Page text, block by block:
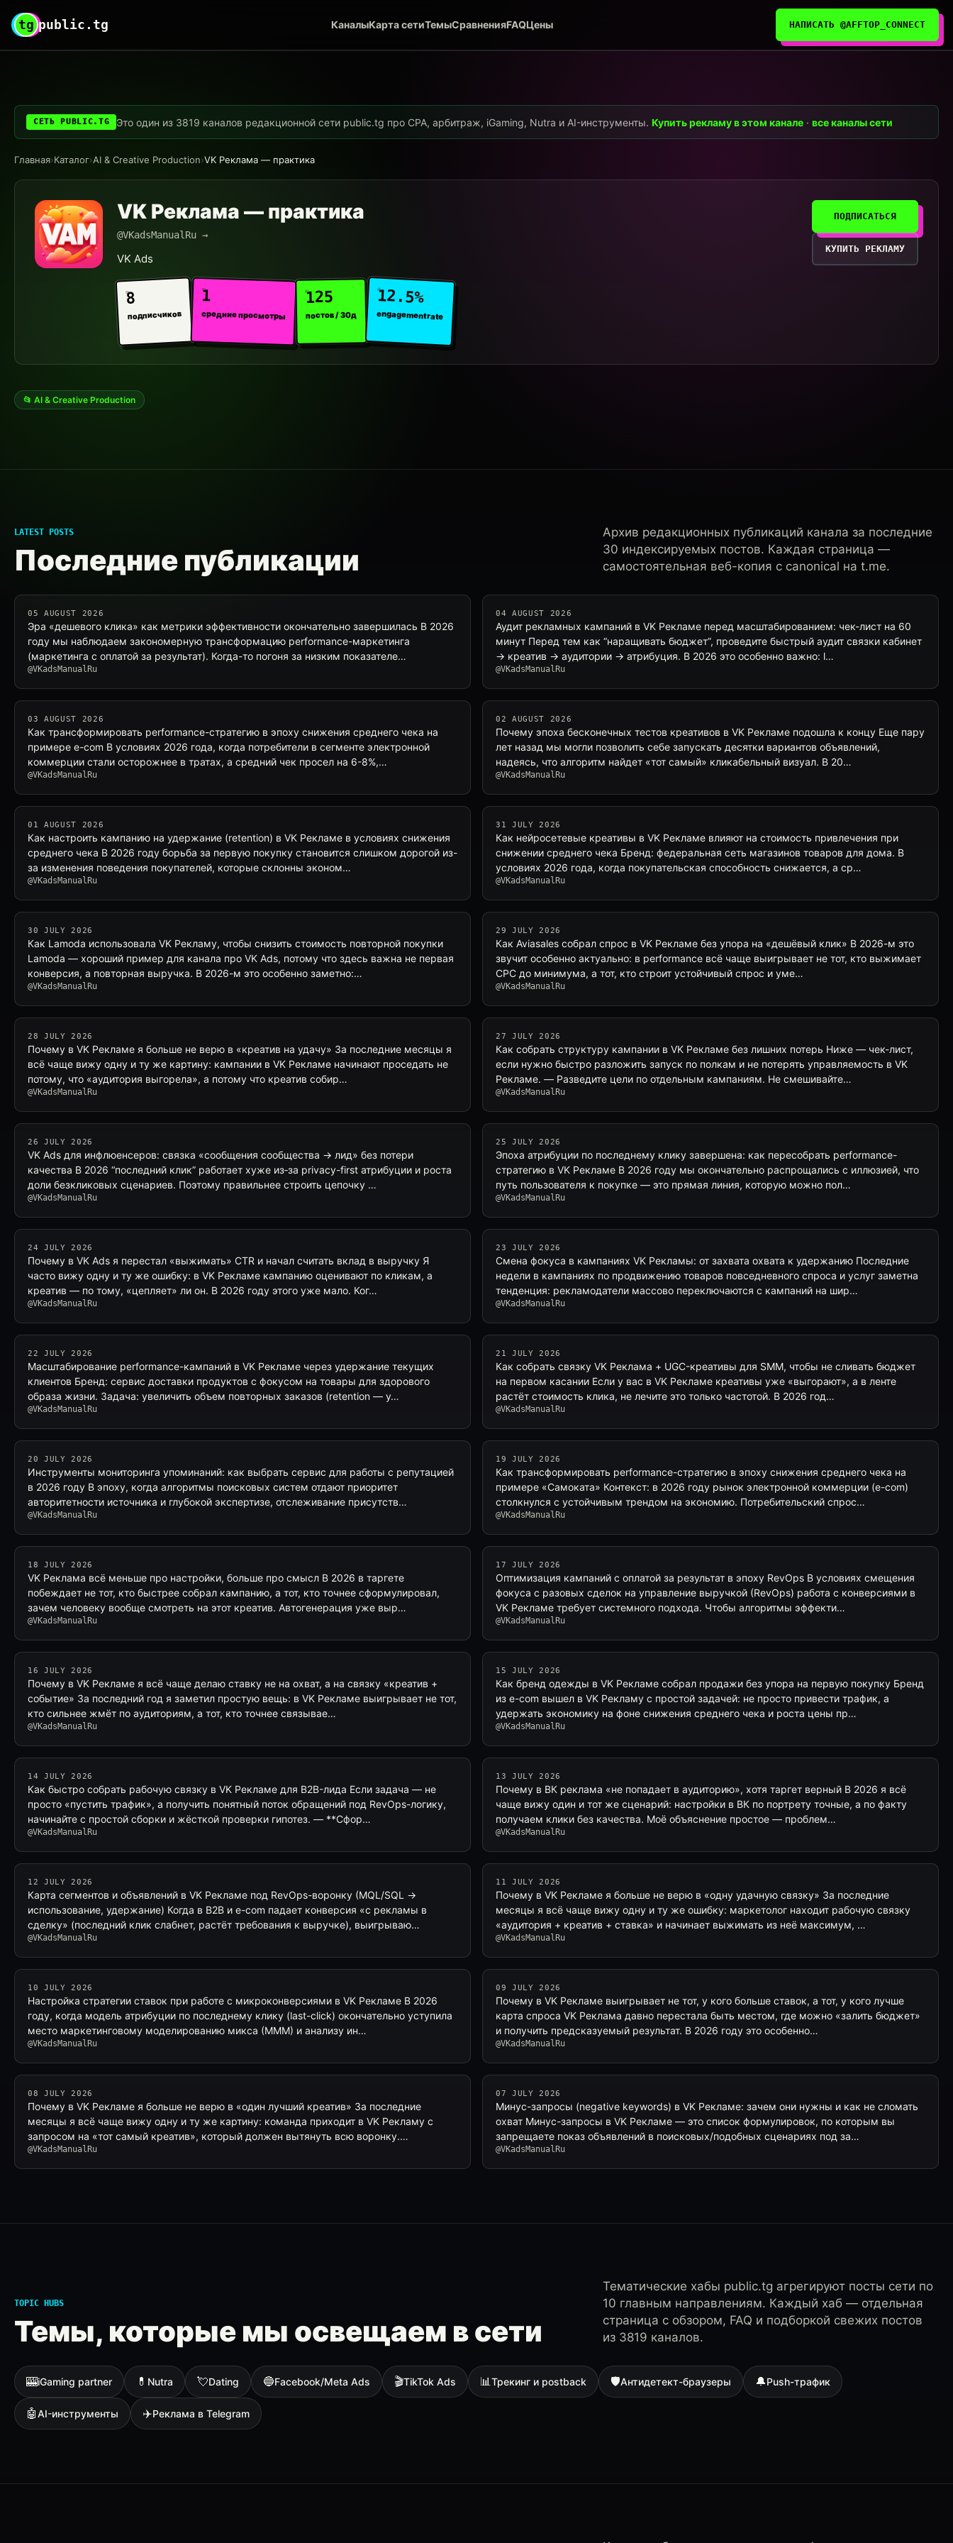
tg public.tg КаналыКарта сетиТемыСравненияFAQЦены НАПИСАТЬ @AFFTOP_CONNECT
СЕТЬ PUBLIC.TG Это один из 3819 каналов редакционной сети public.tg про CPA, арбитраж, iGaming, Nutra и AI-инструменты.Купить рекламу в этом канале ·все каналы сети
Главная›Каталог›AI & Creative Production›VK Реклама — практика
VK Реклама — практика
@VKadsManualRu →
VK Ads
8
подписчиков
1
средние просмотры
125
постов / 30д
12.5%
engagement rate
ПОДПИСАТЬСЯ
КУПИТЬ РЕКЛАМУ
📂 AI & Creative Production
LATEST POSTS
Последние публикации
Архив редакционных публикаций канала за последние
30 индексируемых постов. Каждая страница —
самостоятельная веб-копия с canonical на t.me.
05 AUGUST 2026
Эра «дешевого клика» как метрики эффективности окончательно завершилась В 2026
году мы наблюдаем закономерную трансформацию performance-маркетинга
(маркетинга с оплатой за результат). Когда-то погоня за низким показателе…
@VKadsManualRu
04 AUGUST 2026
Аудит рекламных кампаний в VK Рекламе перед масштабированием: чек-лист на 60
минут Перед тем как “наращивать бюджет”, проведите быстрый аудит связки кабинет
→ креатив → аудитории → атрибуция. В 2026 это особенно важно: l…
@VKadsManualRu
03 AUGUST 2026
Как трансформировать performance-стратегию в эпоху снижения среднего чека на
примере e-com В условиях 2026 года, когда потребители в сегменте электронной
коммерции стали осторожнее в тратах, а средний чек просел на 6-8%,…
@VKadsManualRu
02 AUGUST 2026
Почему эпоха бесконечных тестов креативов в VK Рекламе подошла к концу Еще пару
лет назад мы могли позволить себе запускать десятки вариантов объявлений,
надеясь, что алгоритм найдет «тот самый» кликабельный визуал. В 20…
@VKadsManualRu
01 AUGUST 2026
Как настроить кампанию на удержание (retention) в VK Рекламе в условиях снижения
среднего чека В 2026 году борьба за первую покупку становится слишком дорогой из-
за изменения поведения покупателей, которые склонны эконом…
@VKadsManualRu
31 JULY 2026
Как нейросетевые креативы в VK Рекламе влияют на стоимость привлечения при
снижении среднего чека Бренд: федеральная сеть магазинов товаров для дома. В
условиях 2026 года, когда покупательская способность снижается, а ср…
@VKadsManualRu
30 JULY 2026
Как Lamoda использовала VK Рекламу, чтобы снизить стоимость повторной покупки
Lamoda — хороший пример для канала про VK Ads, потому что здесь важна не первая
конверсия, а повторная выручка. В 2026-м это особенно заметно:…
@VKadsManualRu
29 JULY 2026
Как Aviasales собрал спрос в VK Рекламе без упора на «дешёвый клик» В 2026-м это
звучит особенно актуально: в performance всё чаще выигрывает не тот, кто выжимает
CPC до минимума, а тот, кто строит устойчивый спрос и уме…
@VKadsManualRu
28 JULY 2026
Почему в VK Рекламе я больше не верю в «креатив на удачу» За последние месяцы я
всё чаще вижу одну и ту же картину: кампании в VK Рекламе начинают проседать не
потому, что «аудитория выгорела», а потому что креатив собир…
@VKadsManualRu
27 JULY 2026
Как собрать структуру кампании в VK Рекламе без лишних потерь Ниже — чек-лист,
если нужно быстро разложить запуск по полкам и не потерять управляемость в VK
Рекламе. — Разведите цели по отдельным кампаниям. Не смешивайте…
@VKadsManualRu
26 JULY 2026
VK Ads для инфлюенсеров: связка «сообщения сообщества → лид» без потери
качества В 2026 “последний клик” работает хуже из‑за privacy-first атрибуции и роста
доли безкликовых сценариев. Поэтому правильнее строить цепочку …
@VKadsManualRu
25 JULY 2026
Эпоха атрибуции по последнему клику завершена: как пересобрать performance-
стратегию в VK Рекламе В 2026 году мы окончательно распрощались с иллюзией, что
путь пользователя к покупке — это прямая линия, которую можно пол…
@VKadsManualRu
24 JULY 2026
Почему в VK Ads я перестал «выжимать» CTR и начал считать вклад в выручку Я
часто вижу одну и ту же ошибку: в VK Рекламе кампанию оценивают по кликам, а
креатив — по тому, «цепляет» ли он. В 2026 году этого уже мало. Ког…
@VKadsManualRu
23 JULY 2026
Смена фокуса в кампаниях VK Рекламы: от захвата охвата к удержанию Последние
недели в кампаниях по продвижению товаров повседневного спроса и услуг заметна
тенденция: рекламодатели массово переключаются с кампаний на шир…
@VKadsManualRu
22 JULY 2026
Масштабирование performance-кампаний в VK Рекламе через удержание текущих
клиентов Бренд: сервис доставки продуктов с фокусом на товары для здорового
образа жизни. Задача: увеличить объем повторных заказов (retention — у…
@VKadsManualRu
21 JULY 2026
Как собрать связку VK Реклама + UGC-креативы для SMM, чтобы не сливать бюджет
на первом касании Если у вас в VK Рекламе креативы уже «выгорают», а в ленте
растёт стоимость клика, не лечите это только частотой. В 2026 год…
@VKadsManualRu
20 JULY 2026
Инструменты мониторинга упоминаний: как выбрать сервис для работы с репутацией
в 2026 году В эпоху, когда алгоритмы поисковых систем отдают приоритет
авторитетности источника и глубокой экспертизе, отслеживание присутств…
@VKadsManualRu
19 JULY 2026
Как трансформировать performance-стратегию в эпоху снижения среднего чека на
примере «Самоката» Контекст: в 2026 году рынок электронной коммерции (e-com)
столкнулся с устойчивым трендом на экономию. Потребительский спрос…
@VKadsManualRu
18 JULY 2026
VK Реклама всё меньше про настройки, больше про смысл В 2026 в таргете
побеждает не тот, кто быстрее собрал кампанию, а тот, кто точнее сформулировал,
зачем человеку вообще смотреть на этот креатив. Автогенерация уже выр…
@VKadsManualRu
17 JULY 2026
Оптимизация кампаний с оплатой за результат в эпоху RevOps В условиях смещения
фокуса с разовых сделок на управление выручкой (RevOps) работа с конверсиями в
VK Рекламе требует системного подхода. Чтобы алгоритмы эффекти…
@VKadsManualRu
16 JULY 2026
Почему в VK Рекламе я всё чаще делаю ставку не на охват, а на связку «креатив +
событие» За последний год я заметил простую вещь: в VK Рекламе выигрывает не тот,
кто сильнее жмёт по аудиториям, а тот, кто точнее связывае…
@VKadsManualRu
15 JULY 2026
Как бренд одежды в VK Рекламе собрал продажи без упора на первую покупку Бренд
из e-com вышел в VK Рекламу с простой задачей: не просто привести трафик, а
удержать экономику на фоне снижения среднего чека и роста цены пр…
@VKadsManualRu
14 JULY 2026
Как быстро собрать рабочую связку в VK Рекламе для B2B-лида Если задача — не
просто «пустить трафик», а получить понятный поток обращений под RevOps-логику,
начинайте с простой сборки и жёсткой проверки гипотез. — **Сфор…
@VKadsManualRu
13 JULY 2026
Почему в ВК реклама «не попадает в аудиторию», хотя таргет верный В 2026 я всё
чаще вижу один и тот же сценарий: настройки в ВК по портрету точные, а по факту
получаем клики без качества. Моё объяснение простое — проблем…
@VKadsManualRu
12 JULY 2026
Карта сегментов и объявлений в VK Рекламе под RevOps-воронку (MQL/SQL →
использование, удержание) Когда в B2B и e-com падает конверсия «с рекламы в
сделку» (последний клик слабнет, растёт требования к выручке), выигрываю…
@VKadsManualRu
11 JULY 2026
Почему в VK Рекламе я больше не верю в «одну удачную связку» За последние
месяцы я всё чаще вижу одну и ту же ошибку: маркетолог находит рабочую связку
«аудитория + креатив + ставка» и начинает выжимать из неё максимум, …
@VKadsManualRu
10 JULY 2026
Настройка стратегии ставок при работе с микроконверсиями в VK Рекламе В 2026
году, когда модель атрибуции по последнему клику (last-click) окончательно уступила
место маркетинговому моделированию микса (MMM) и анализу ин…
@VKadsManualRu
09 JULY 2026
Почему в VK Рекламе выигрывает не тот, у кого больше ставок, а тот, у кого лучше
карта спроса VK Реклама давно перестала быть местом, где можно «залить бюджет»
и получить предсказуемый результат. В 2026 году это особенно…
@VKadsManualRu
08 JULY 2026
Почему в VK Рекламе я больше не верю в «один лучший креатив» За последние
месяцы я всё чаще вижу одну и ту же картину: команда приходит в VK Рекламу с
запросом на «тот самый креатив», который должен вытянуть всю воронку.…
@VKadsManualRu
07 JULY 2026
Минус-запросы (negative keywords) в VK Рекламе: зачем они нужны и как не сломать
охват Минус-запросы в VK Рекламе — это список формулировок, по которым вы
запрещаете показ объявлений в поисковых/подобных сценариях под за…
@VKadsManualRu
TOPIC HUBS
Темы, которые мы освещаем в сети
Тематические хабы public.tg агрегируют посты сети по
10 главным направлениям. Каждый хаб — отдельная
страница с обзором, FAQ и подборкой свежих постов
из 3819 каналов.
🎰iGaming partner 💊 Nutra 💘Dating 🔵Facebook/Meta Ads 🎬TikTok Ads 📊Трекинг и postback 🛡Антидетект-браузеры 🔔Push-трафик
🤖AI-инструменты ✈️Реклама в Telegram